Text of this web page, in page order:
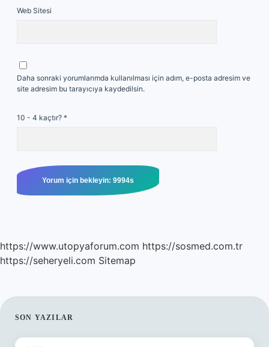
Web Sitesi
Daha sonraki yorumlarımda kullanılması için adım, e-posta adresim ve
site adresim bu tarayıcıya kaydedilsin.
10 - 4 kaçtır? *
https://www.utopyaforum.com https://sosmed.com.tr
https://seheryeli.com Sitemap
SIDEBAR
SON YAZILAR